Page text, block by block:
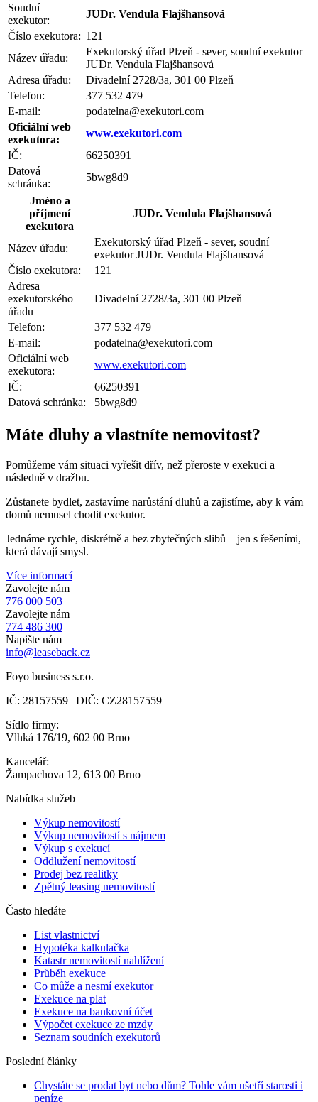
Soudní
exekutor:
JUDr. Vendula Flajšhansová
Číslo exekutora: 121
Název úřadu:
Exekutorský úřad Plzeň - sever, soudní exekutor
JUDr. Vendula Flajšhansová
Adresa úřadu:
Divadelní 2728/3a, 301 00 Plzeň
Telefon:
377 532 479
E-mail:
podatelna@exekutori.com
Oficiální web
exekutora:
www.exekutori.com
IČ:
66250391
Datová
schránka:
5bwg8d9
Jméno a
příjmení
exekutora
JUDr. Vendula Flajšhansová
Název úřadu:
Exekutorský úřad Plzeň - sever, soudní
exekutor JUDr. Vendula Flajšhansová
Číslo exekutora:
121
Adresa
exekutorského
úřadu
Divadelní 2728/3a, 301 00 Plzeň
Telefon:
377 532 479
E-mail:
podatelna@exekutori.com
Oficiální web
exekutora:
www.exekutori.com
IČ:
66250391
Datová schránka:
5bwg8d9
Máte dluhy a vlastníte nemovitost?
Pomůžeme vám situaci vyřešit dřív, než přeroste v exekuci a
následně v dražbu.
Zůstanete bydlet, zastavíme narůstání dluhů a zajistíme, aby k vám
domů nemusel chodit exekutor.
Jednáme rychle, diskrétně a bez zbytečných slibů – jen s řešeními,
která dávají smysl.
Více informací
Zavolejte nám
776 000 503
Zavolejte nám
774 486 300
Napište nám
info@leaseback.cz
Foyo business s.r.o.
IČ: 28157559 | DIČ: CZ28157559
Sídlo firmy:
Vlhká 176/19, 602 00 Brno
Kancelář:
Žampachova 12, 613 00 Brno
Nabídka služeb
Výkup nemovitostí
Výkup nemovitostí s nájmem
Výkup s exekucí
Oddlužení nemovitostí
Prodej bez realitky
Zpětný leasing nemovitostí
Často hledáte
List vlastnictví
Hypotéka kalkulačka
Katastr nemovitostí nahlížení
Průběh exekuce
Co může a nesmí exekutor
Exekuce na plat
Exekuce na bankovní účet
Výpočet exekuce ze mzdy
Seznam soudních exekutorů
Poslední články
Chystáte se prodat byt nebo dům? Tohle vám ušetří starosti i
peníze